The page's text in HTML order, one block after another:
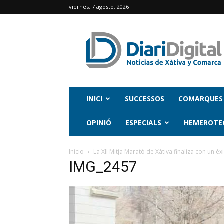
viernes, 7 agosto, 2026
INICI SUCCESSOS COMARQUES
OPINIÓ ESPECIALS
Inicio La XII Mitja Marató de Xàtiva finaliza con un
IMG_2457